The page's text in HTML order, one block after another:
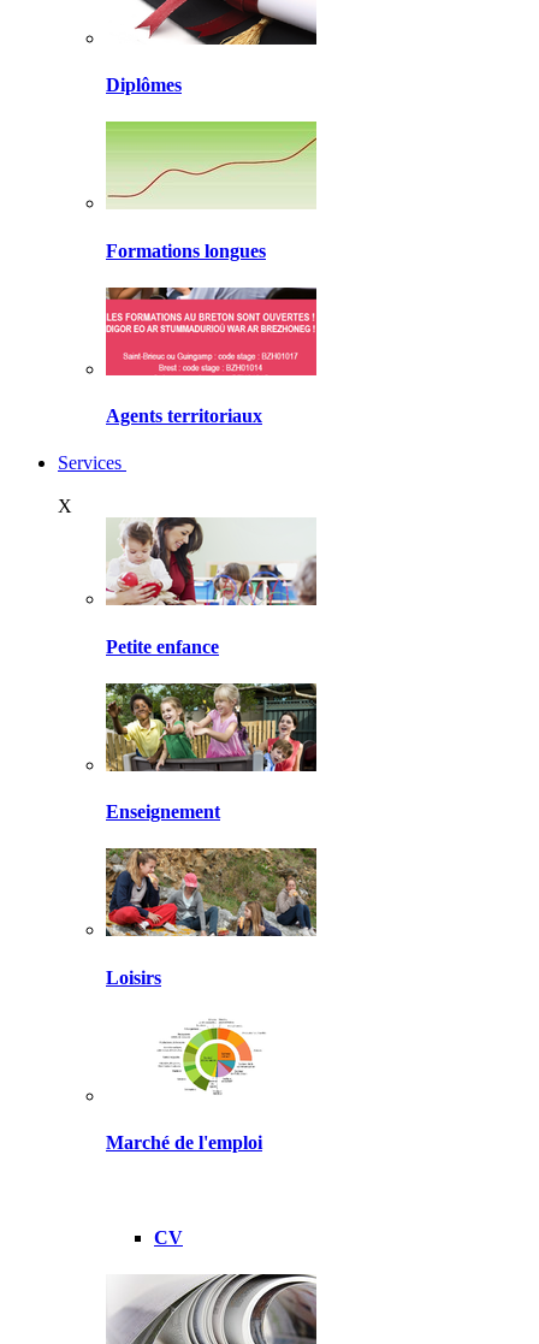
Diplômes
Formations longues
Agents territoriaux
Services
X
Petite enfance
Enseignement
Loisirs
Marché de l'emploi
CV